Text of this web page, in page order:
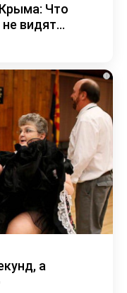
Что
видят...
i
а